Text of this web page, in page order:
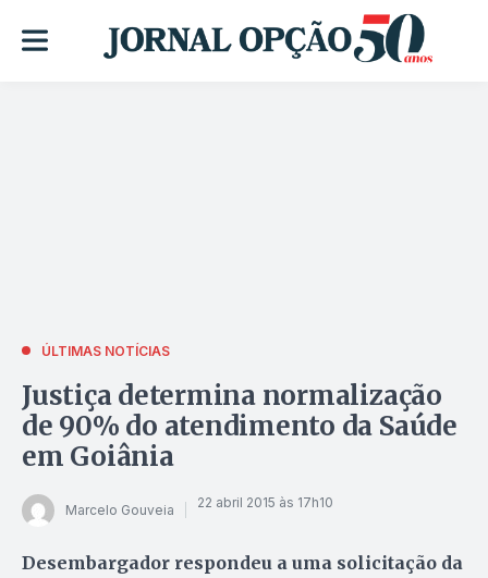
ÚLTIMAS NOTÍCIAS
Justiça determina normalização
de 90% do atendimento da Saúde
em Goiânia
Marcelo Gouveia 22 abril 2015 às 17h10
Desembargador respondeu a uma solicitação da